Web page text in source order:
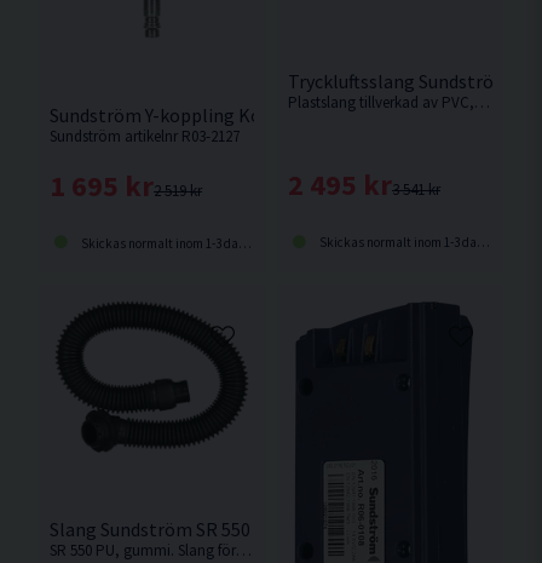
Sundström Y-koppling Komplett
Sundström artikelnr R03-2127
2 519 kr
1 695 kr
Skickas normalt inom 1-3 dagar
Tryckluftsslang Sundström SR
Plastslang tillverkad av PVC, förstärkt med polyester.
3 541 kr
2 495 kr
Skickas normalt inom 1-3 dagar
Slang Sundström SR 550 0,9m
SR 550 PU, gummi. Slang för Helmask SR 200.